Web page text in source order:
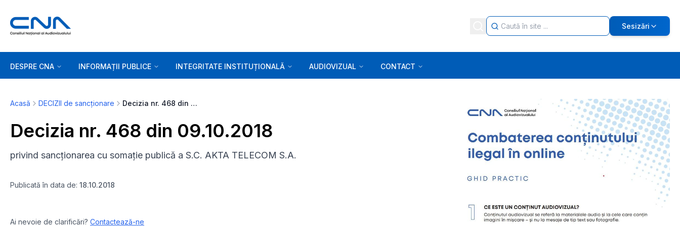
Sesizări
DESPRE CNA INFORMAȚII PUBLICE INTEGRITATE INSTITUȚIONALĂ AUDIOVIZUAL CONTACT
Acasă DECIZII de sancționare Decizia nr. 468 din 09.10.2018
Decizia nr. 468 din 09.10.2018
privind sancționarea cu somație publică a S.C. AKTA TELECOM S.A.
Publicată în data de: 18.10.2018
Ai nevoie de clarificări? Contactează-ne